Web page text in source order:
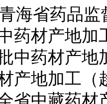
省药品监
药材产地
中药材产
产地加工
省中藏药材